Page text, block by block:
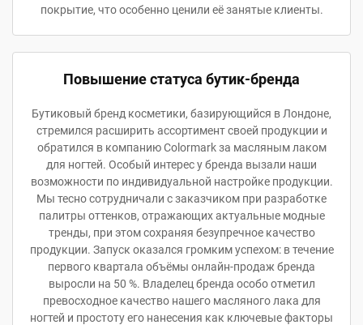
покрытие, что особенно ценили её занятые клиенты.
Повышение статуса бутик-бренда
Бутиковый бренд косметики, базирующийся в Лондоне,
стремился расширить ассортимент своей продукции и
обратился в компанию Colormark за масляным лаком
для ногтей. Особый интерес у бренда вызали наши
возможности по индивидуальной настройке продукции.
Мы тесно сотрудничали с заказчиком при разработке
палитры оттенков, отражающих актуальные модные
тренды, при этом сохраняя безупречное качество
продукции. Запуск оказался громким успехом: в течение
первого квартала объёмы онлайн-продаж бренда
выросли на 50 %. Владелец бренда особо отметил
превосходное качество нашего масляного лака для
ногтей и простоту его нанесения как ключевые факторы